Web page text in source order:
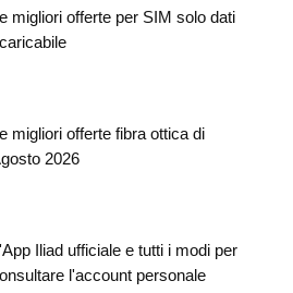
migliori offerte per SIM solo dati
migliori offerte fibra ottica di
2026
Iliad ufficiale e tutti i modi per
l'account personale